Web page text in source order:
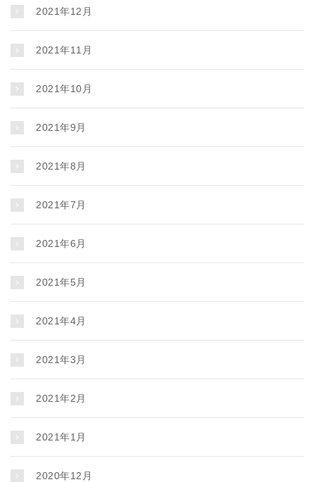
2021年12月
2021年11月
2021年10月
2021年9月
2021年8月
2021年7月
2021年6月
2021年5月
2021年4月
2021年3月
2021年2月
2021年1月
2020年12月